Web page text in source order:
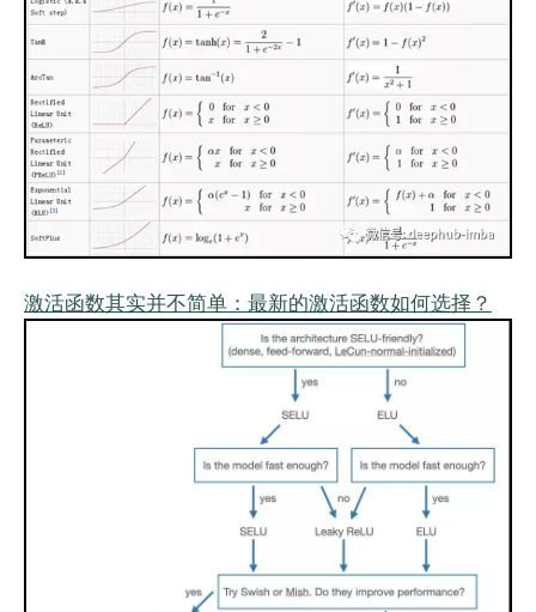
激活函数其实并不简单：最新的激活函数如何选择？